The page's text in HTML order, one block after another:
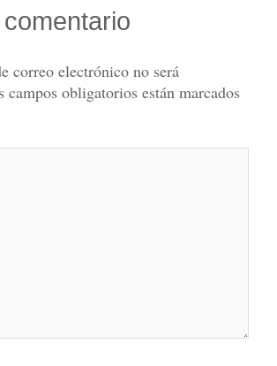
correo electrónico no será
campos obligatorios están marcados